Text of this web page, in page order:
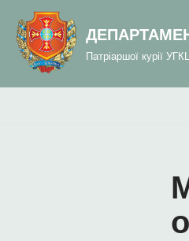
вмісту
Перейти
вмісту
Патріаршої курії